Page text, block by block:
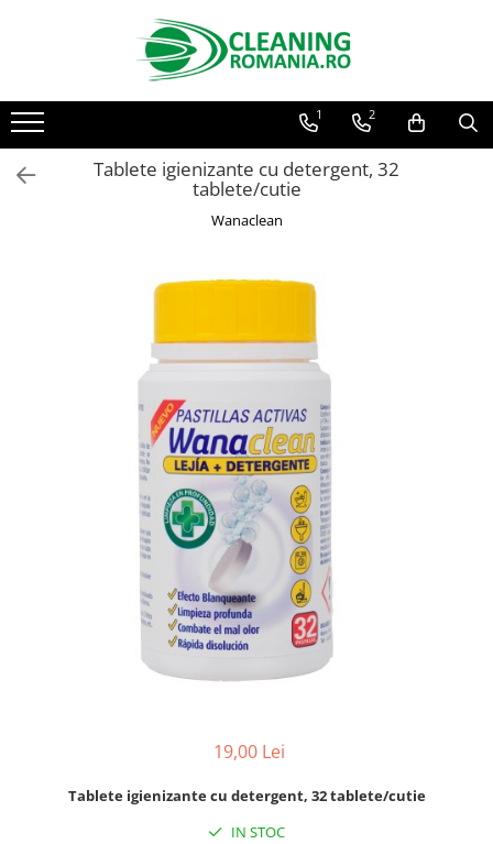
Toate Produsele
Curatenie & Intretinere Casa
Detergenti si solutii concentrate
pentru pardoseli
Produse Bio pentru Casa
suprafete de lemn si mobila
Detergenti si solutii pentru baie
Solutii desfundat tevi
Curatenie Traditionala
Detergenti de vase si solutii
pentru bucatarie
Detergenti Rufe & Intretinere
Detergenti de rufe
Parfum de rufe si esente
concentrate parfumare rufe
inalbitori rufe
Vopsea pentru articole textile si
1 2
Tablete igienizante cu detergent, 32
tablete/cutie
Wanaclean
19,00 Lei
Tablete igienizante cu detergent, 32 tablete/cutie
IN STOC